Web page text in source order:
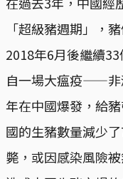
「超級豬週期」，
2018年6月後繼續
自一場大瘟疫——非
年在中國爆發，給
國的生豬數量減少
斃，或因感染風險